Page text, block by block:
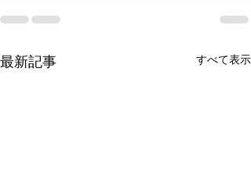
最新記事 すべて表示